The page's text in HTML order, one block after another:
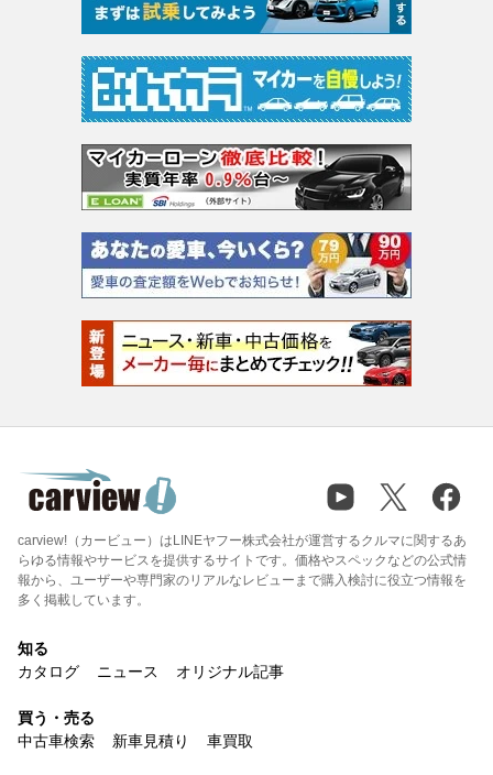
carview!（カービュー）はLINEヤフー株式会社が運営するクルマに関するあ
らゆる情報やサービスを提供するサイトです。価格やスペックなどの公式情
報から、ユーザーや専門家のリアルなレビューまで購入検討に役立つ情報を
多く掲載しています。
知る
カタログ
ニュース オリジナル記事
買う・売る
中古車検索
新車見積り 車買取